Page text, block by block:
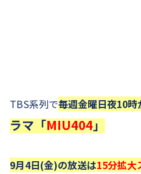
TBS系列で毎週金曜日夜10時
ラマ「MIU404」
9月4日(金)の放送は15分拡大